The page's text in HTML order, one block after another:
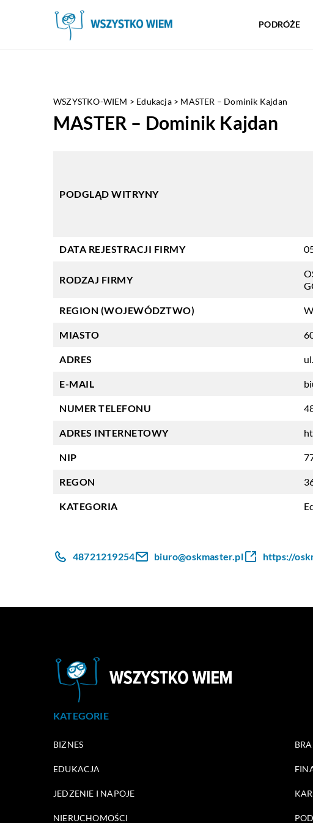
PODRÓŻE
WSZYSTKO-WIEM > Edukacja> MASTER – Dominik Kajdan
MASTER – Dominik Kajdan
PODGLĄD WITRYNY
DATA REJESTRACJI FIRMY
RODZAJ FIRMY
REGION (WOJEWÓDZTWO)
MIASTO
ADRES
E-MAIL
NUMER TELEFONU
ADRES INTERNETOWY
NIP
REGON
KATEGORIA
48721219254 biuro@oskmaster.pl https://
KATEGORIE
BIZNES
EDUKACJA
JEDZENIE I NAPOJE
NIERUCHOMOŚCI